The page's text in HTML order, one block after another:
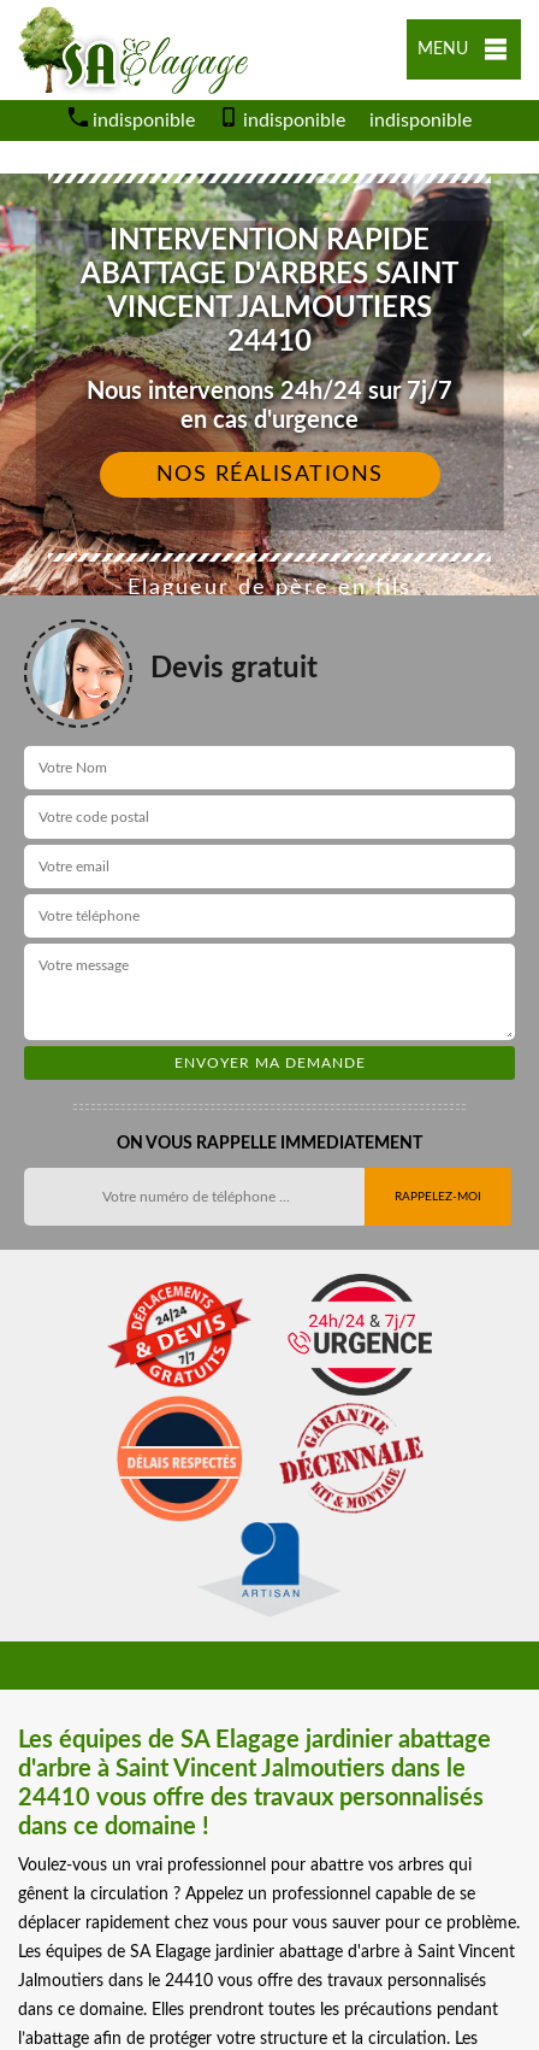
MENU
indisponible indisponible indisponible
INTERVENTION RAPIDE
ABATTAGE D'ARBRES SAINT
VINCENT JALMOUTIERS
24410
Nous intervenons 24h/24 sur 7j/7
en cas d'urgence
NOS RÉALISATIONS
Elagueur de père en fils
Devis gratuit
ON VOUS RAPPELLE IMMEDIATEMENT
Les équipes de SA Elagage jardinier abattage
d'arbre à Saint Vincent Jalmoutiers dans le
24410 vous offre des travaux personnalisés
dans ce domaine !
Voulez-vous un vrai professionnel pour abattre vos arbres qui
gênent la circulation ? Appelez un professionnel capable de se
déplacer rapidement chez vous pour vous sauver pour ce problème.
Les équipes de SA Elagage jardinier abattage d'arbre à Saint Vincent
Jalmoutiers dans le 24410 vous offre des travaux personnalisés
dans ce domaine. Elles prendront toutes les précautions pendant
l’abattage afin de protéger votre structure et la circulation. Les